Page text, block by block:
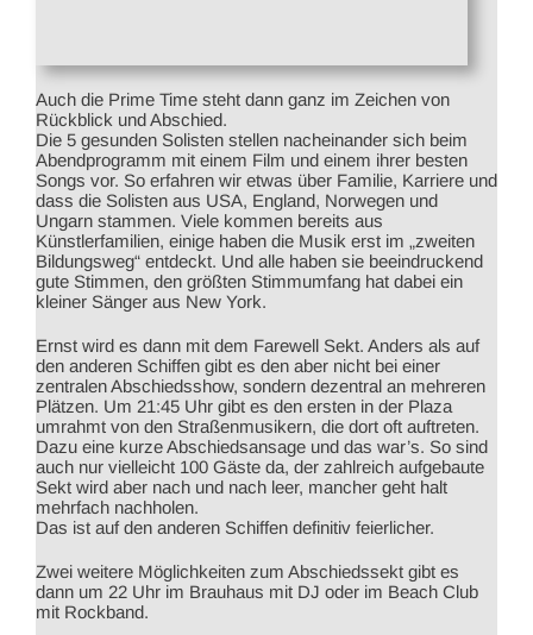
Auch die Prime Time steht dann ganz im Zeichen von
Rückblick und Abschied.
Die 5 gesunden Solisten stellen nacheinander sich beim
Abendprogramm mit einem Film und einem ihrer besten
Songs vor. So erfahren wir etwas über Familie, Karriere und
dass die Solisten aus USA, England, Norwegen und
Ungarn stammen. Viele kommen bereits aus
Künstlerfamilien, einige haben die Musik erst im „zweiten
Bildungsweg“ entdeckt. Und alle haben sie beeindruckend
gute Stimmen, den größten Stimmumfang hat dabei ein
kleiner Sänger aus New York.
Ernst wird es dann mit dem Farewell Sekt. Anders als auf
den anderen Schiffen gibt es den aber nicht bei einer
zentralen Abschiedsshow, sondern dezentral an mehreren
Plätzen. Um 21:45 Uhr gibt es den ersten in der Plaza
umrahmt von den Straßenmusikern, die dort oft auftreten.
Dazu eine kurze Abschiedsansage und das war’s. So sind
auch nur vielleicht 100 Gäste da, der zahlreich aufgebaute
Sekt wird aber nach und nach leer, mancher geht halt
mehrfach nachholen.
Das ist auf den anderen Schiffen definitiv feierlicher.
Zwei weitere Möglichkeiten zum Abschiedssekt gibt es
dann um 22 Uhr im Brauhaus mit DJ oder im Beach Club
mit Rockband.